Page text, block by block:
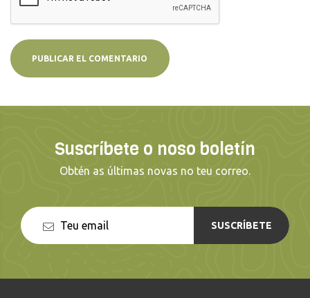
Suscríbete o noso boletín
Obtén as últimas novas no teu correo.
SUSCRÍBETE